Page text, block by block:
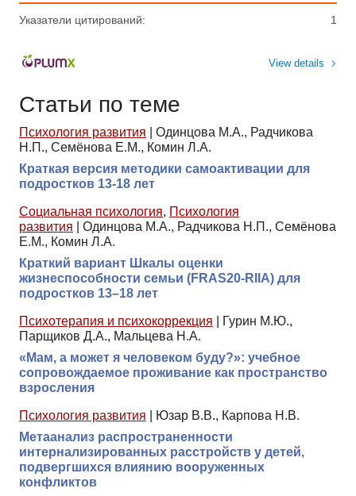
Указатели цитирований: 1
View details
Статьи по теме
Психология развития
Одинцова М.А., Радчикова
Н.П., Семёнова Е.М., Комин Л.А.
Краткая версия методики самоактивации для
подростков 13-18 лет
Социальная психология, Психология
развития
Одинцова М.А., Радчикова Н.П., Семёнова
Е.М., Комин Л.А.
Краткий вариант Шкалы оценки
жизнеспособности семьи (FRAS20-RIIА) для
подростков 13–18 лет
Психотерапия и психокоррекция
Гурин М.Ю.,
Парщиков Д.А., Мальцева Н.А.
«Мам, а может я человеком буду?»: учебное
сопровождаемое проживание как пространство
взросления
Психология развития
Юзар В.В., Карпова Н.В.
Метаанализ распространенности
интернализированных расстройств у детей,
подвергшихся влиянию вооруженных
конфликтов